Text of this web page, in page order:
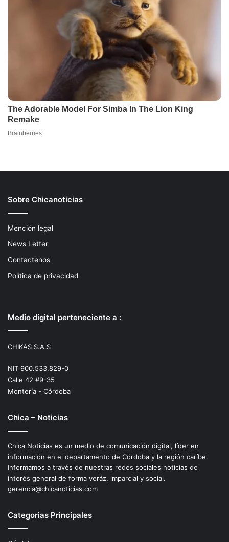
Sobre Chicanoticias
Mención legal
News Letter
Contactenos
Política de privacidad
Medio digital perteneciente a :
CHIKAS S.A.S
NIT 900.533.829-0
Calle 42 #9-35
Montería - Córdoba
Chica – Noticias
Chica Noticias es un medio de comunicación digital, líder en
información en el departamento de Córdoba y la región caríbe.
Informamos a través de nuestras redes sociales noticias de
interés general de forma veráz, imparcial y social.
gerencia@chicanoticias.com
Categorias Principales